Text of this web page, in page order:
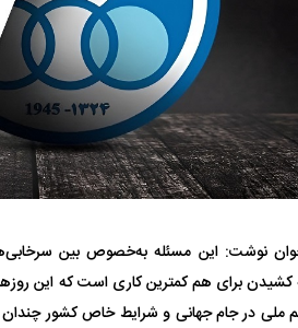
نوشت: این مسئله به‌خصوص بین
برای هم کمترین کاری است که این
ملی در جام جهانی و شرایط خاص کشور
توسط حیوانات خورده شد
پرسپولیس
پیشنهاد ۱۳۲میلیاردی
استقلال